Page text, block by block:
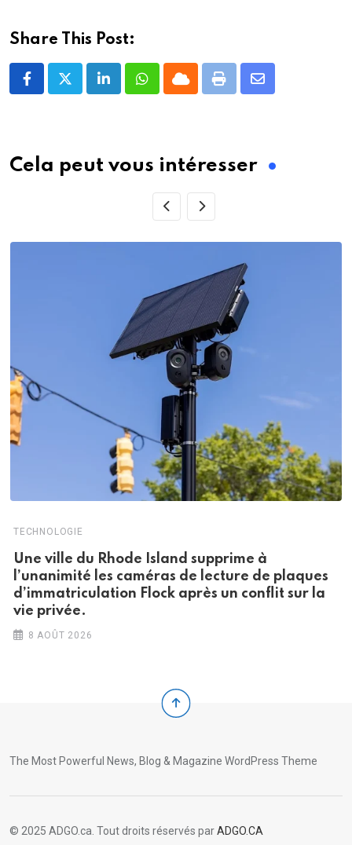
Share This Post:
LinkedInWhatsappCloudPrint
Share
Cela peut vous intéresser
TECHNOLOGIE
Une ville du Rhode Island supprime à
l’unanimité les caméras de lecture de plaques
d’immatriculation Flock après un conflit sur la
vie privée.
8 AOÛT 2026
The Most Powerful News, Blog & Magazine WordPress Theme
© 2025 ADGO.ca. Tout droits réservés parADGO.CA